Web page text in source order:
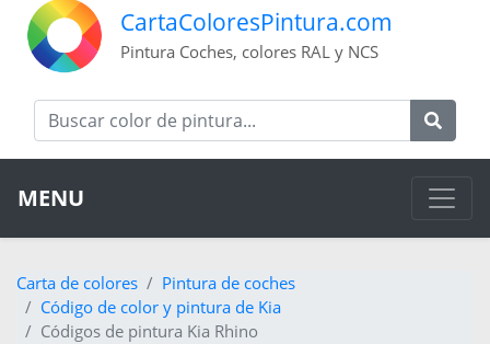
CartaColoresPintura.com
Pintura Coches, colores RAL y NCS
MENU
Carta de colores
Pintura de coches
Código de color y pintura de Kia
Códigos de pintura Kia Rhino